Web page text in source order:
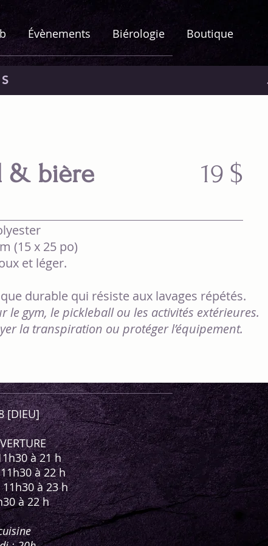
Évènements Biérologie Boutique
& bière 19 $
(15 x 25 po)
et léger.
durable qui résiste aux lavages répétés.
le gym, le pickleball ou les activités extérieures.
la transpiration ou protéger l’équipement.
[DIEU]
à 21 h
à 22 h
11h30 à 23 h
à 22 h